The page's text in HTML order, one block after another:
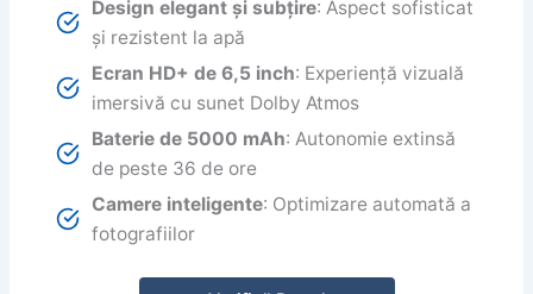
Design elegant și subțire: Aspect sofisticat
și rezistent la apă
Ecran HD+ de 6,5 inch: Experiență vizuală
imersivă cu sunet Dolby Atmos
Baterie de 5000 mAh: Autonomie extinsă
de peste 36 de ore
Camere inteligente: Optimizare automată a
fotografiilor